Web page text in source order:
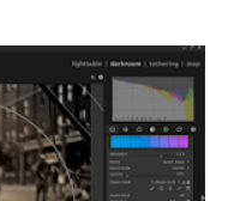
de versões
instalar a partir da
pressa para atualizar.
Linux muito mais